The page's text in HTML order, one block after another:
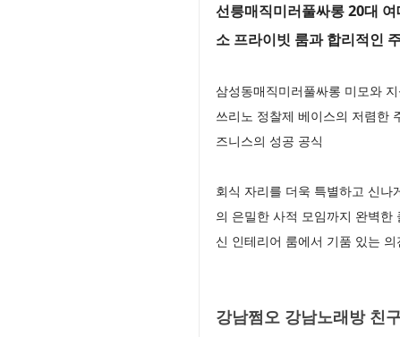
선릉매직미러풀싸롱 20대
소 프라이빗 룸과 합리적인
삼성동매직미러풀싸롱 미모와
쓰리노 정찰제 베이스의 저렴한
즈니스의 성공 공식
회식 자리를 더욱 특별하고 신
의 은밀한 사적 모임까지 완벽
신 인테리어 룸에서 기품 있는
강남쩜오 강남노래방 친